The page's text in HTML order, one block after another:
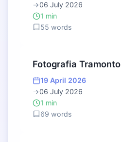
→06 July 2026
1 min
55 words
Fotografia Tramonto
19 April 2026
→06 July 2026
1 min
69 words